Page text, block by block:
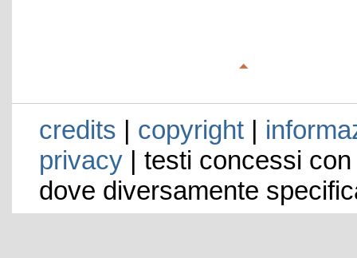
credits | copyright|
privacy| testi concessi
dove diversamente